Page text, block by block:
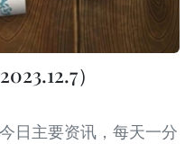
）
日主要资讯，每天一分